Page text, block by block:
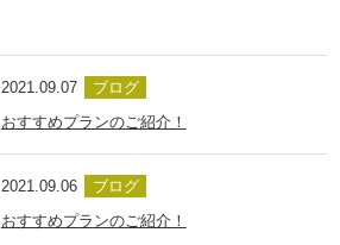
2021.09.07
ブログ
おすすめプランのご紹介！
2021.09.06
ブログ
おすすめプランのご紹介！